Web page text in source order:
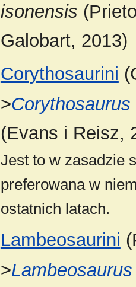
isonensis
Galobart, 2013)
Corythosaurini
>Corythosaurus
(Evans i Reisz,
Jest to w zasadzie
preferowana w
ostatnich latach.
Lambeosaurini
>Lambeosaurus